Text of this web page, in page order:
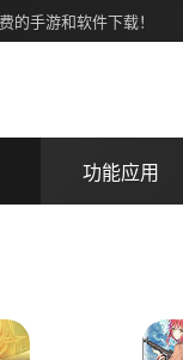
版
的手游和软件下载！
功能应用